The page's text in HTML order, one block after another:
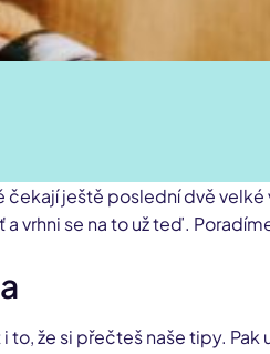
ještě poslední dvě
vrhni se na to už teď.
že si přečteš naše tipy.